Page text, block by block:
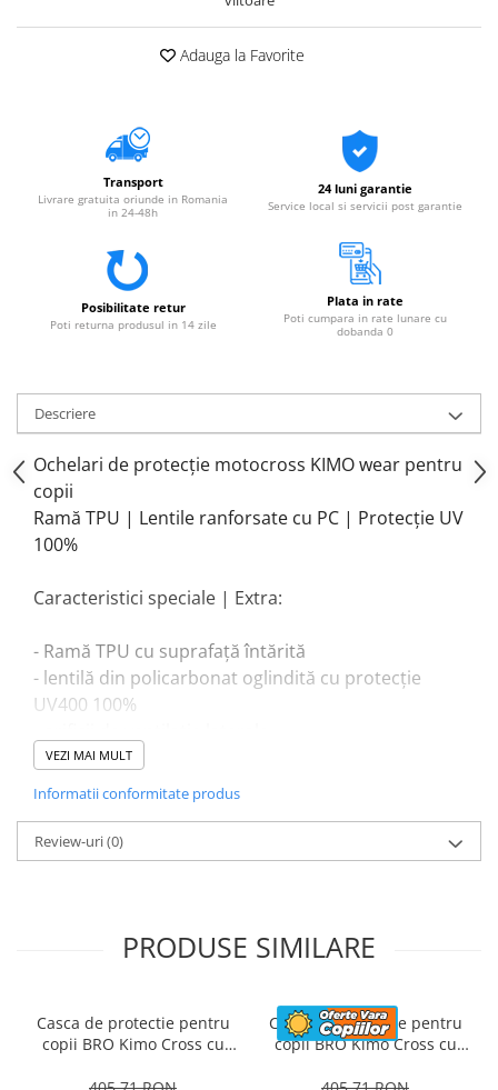
Adauga la Favorite
Transport
Livrare gratuita oriunde in Romania
in 24-48h
24 luni garantie
Service local si servicii post garantie
Posibilitate retur
Poti returna produsul in 14 zile
Plata in rate
Poti cumpara in rate lunare cu
dobanda 0
Descriere
Ochelari de protecție motocross KIMO wear pentru
copii
Ramă TPU | Lentile ranforsate cu PC | Protecție UV
100%
Caracteristici speciale | Extra:
- Ramă TPU cu suprafață întărită
- lentilă din policarbonat oglindită cu protecție
UV400 100%
- bandă elastică și reglabilă pentru cap
- margine interioară din spumă
VEZI MAI MULT
Informatii conformitate produs
Review-uri(0)
PRODUSE SIMILARE
Casca de protectie pentru
copii BRO Kimo Cross cu
Casca de protectie pentru
copii BRO Kimo Cross cu